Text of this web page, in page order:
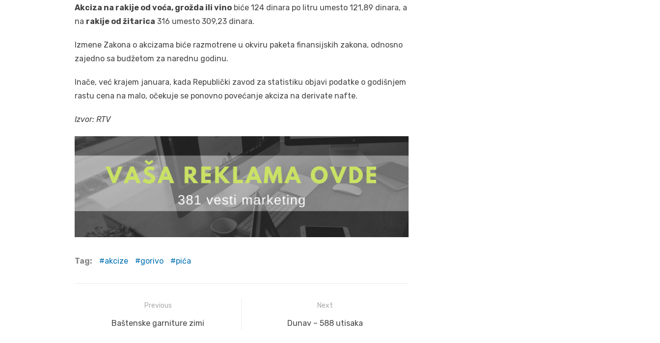
Akciza na rakije od voća, grožda ili vino biće 124 dinara po litru umesto 121,89 dinara, a
na rakije od žitarica 316 umesto 309,23 dinara.
Izmene Zakona o akcizama biće razmotrene u okviru paketa finansijskih zakona, odnosno
zajedno sa budžetom za narednu godinu.
Inače, već krajem januara, kada Republički zavod za statistiku objavi podatke o godišnjem
rastu cena na malo, očekuje se ponovno povećanje akciza na derivate nafte.
Izvor: RTV
Tag: akcize gorivo pića
navigation
Previous
Previous
Baštenske garniture zimi
Next
Next
Dunav – 588 utisaka